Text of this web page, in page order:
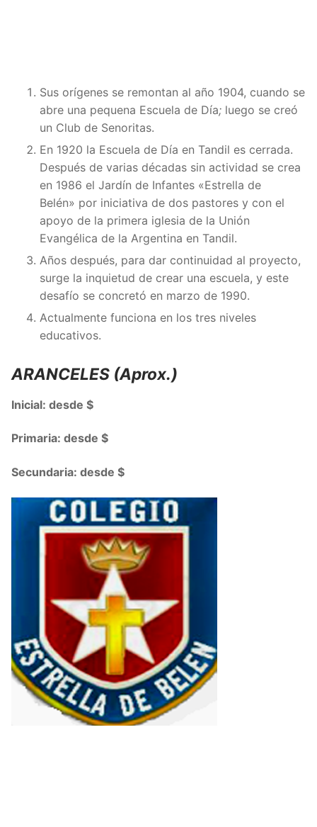
Sus orígenes se remontan al año 1904, cuando se
abre una pequena Escuela de Día; luego se creó
un Club de Senoritas.
En 1920 la Escuela de Día en Tandil es cerrada.
Después de varias décadas sin actividad se crea
en 1986 el Jardín de Infantes «Estrella de
Belén» por iniciativa de dos pastores y con el
apoyo de la primera iglesia de la Unión
Evangélica de la Argentina en Tandil.
Años después, para dar continuidad al proyecto,
surge la inquietud de crear una escuela, y este
desafío se concretó en marzo de 1990.
Actualmente funciona en los tres niveles
educativos.
ARANCELES (Aprox.)
Inicial: desde $
Primaria: desde $
Secundaria: desde $